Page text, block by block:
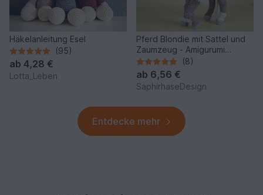
Häkelanleitung Esel
(95)
ab 4,28 €
Lotta_Leben
Pferd Blondie mit Sattel und
Zaumzeug - Amigurumi
Häkelanleitung
(8)
ab 6,56 €
SaphirhaseDesign
Entdecke mehr